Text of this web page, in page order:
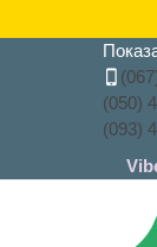
(050)
(093)